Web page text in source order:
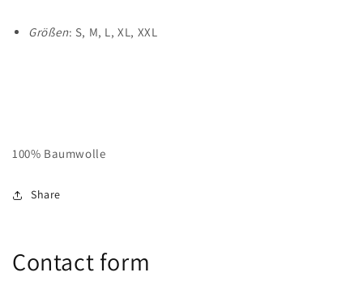
Größen: S, M, L, XL, XXL
100% Baumwolle
Share
Contact form